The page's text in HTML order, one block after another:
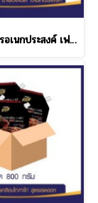
มายองเนส สูตรอเนกประสงค์ เฟรช & กรีน 10 ลัง แถม 2 ลัง